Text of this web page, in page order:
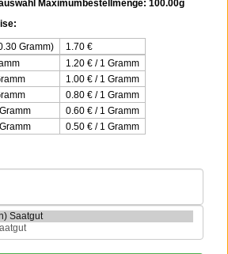
Maximumbestellmenge: 100.00g
Gramm) 1.70 €
1.20 € / 1 Gramm
1.00 € / 1 Gramm
0.80 € / 1 Gramm
0.60 € / 1 Gramm
0.50 € / 1 Gramm